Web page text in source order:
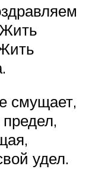
смущает,
удел.